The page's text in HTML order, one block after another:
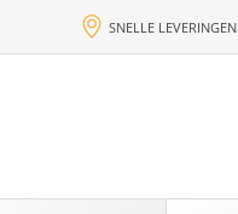
SNELLE LEVERINGEN